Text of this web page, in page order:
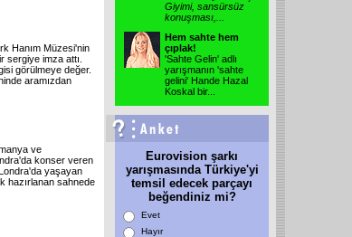
Hanım Müzesi'nin
sergiye imza attı.
görülmeye değer.
aramızdan
ve
konser veren
yaşayan
hazırlanan sahnede
Giyimi, sansürsüz
konuşması,
Hem sahte hem
çıplak!
'Sahte Gelin' adlı
yarışmanın 'sahte
gelini' Hande Hazal
Koskal bir...
Eurovision şarkı
yarışmasında Türkiye'yi
temsil edecek parçayı
beğendiniz mi?
Evet
Hayır